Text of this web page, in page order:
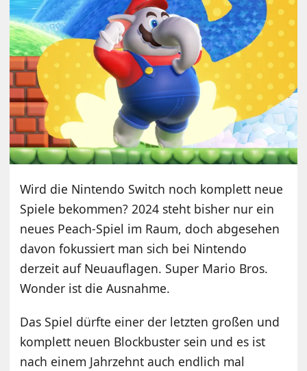
Wird die Nintendo Switch noch komplett neue
Spiele bekommen? 2024 steht bisher nur ein
neues Peach-Spiel im Raum, doch abgesehen
davon fokussiert man sich bei Nintendo
derzeit auf Neuauflagen. Super Mario Bros.
Wonder ist die Ausnahme.
Das Spiel dürfte einer der letzten großen und
komplett neuen Blockbuster sein und es ist
nach einem Jahrzehnt auch endlich mal